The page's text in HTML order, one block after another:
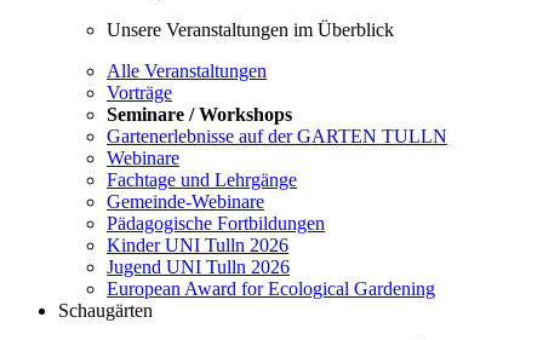
Unsere Veranstaltungen im Überblick
Alle Veranstaltungen
Vorträge
Seminare / Workshops
Gartenerlebnisse auf der GARTEN TULLN
Webinare
Fachtage und Lehrgänge
Gemeinde-Webinare
Pädagogische Fortbildungen
Kinder UNI Tulln 2026
Jugend UNI Tulln 2026
European Award for Ecological Gardening
Schaugärten